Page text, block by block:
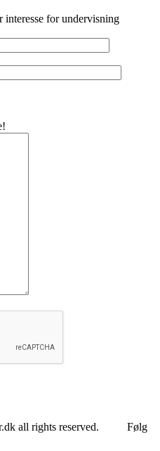
for undervisning
all rights reserved. Følg